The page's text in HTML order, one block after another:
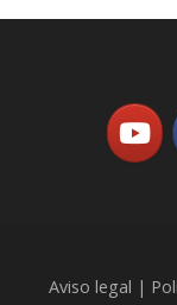
Aviso legal |